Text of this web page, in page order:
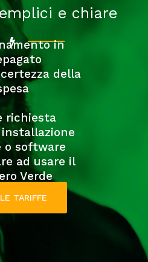
in
della
richiesta
o software
ad usare il
Verde
TARIFFE
e chiare